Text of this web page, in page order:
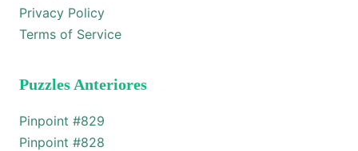
Privacy Policy
Terms of Service
Puzzles Anteriores
Pinpoint #829
Pinpoint #828